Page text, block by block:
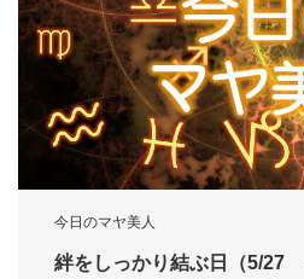
今日のマヤ美人
絆をしっかり結ぶ日（5/27